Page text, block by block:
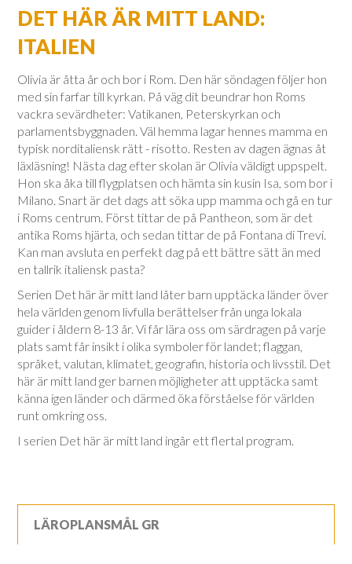
DET HÄR ÄR MITT LAND:
ITALIEN
Olivia är åtta år och bor i Rom. Den här söndagen följer hon
med sin farfar till kyrkan. På väg dit beundrar hon Roms
vackra sevärdheter: Vatikanen, Peterskyrkan och
parlamentsbyggnaden. Väl hemma lagar hennes mamma en
typisk norditaliensk rätt - risotto. Resten av dagen ägnas åt
läxläsning! Nästa dag efter skolan är Olivia väldigt uppspelt.
Hon ska åka till flygplatsen och hämta sin kusin Isa, som bor i
Milano. Snart är det dags att söka upp mamma och gå en tur
i Roms centrum. Först tittar de på Pantheon, som är det
antika Roms hjärta, och sedan tittar de på Fontana di Trevi.
Kan man avsluta en perfekt dag på ett bättre sätt än med
en tallrik italiensk pasta?
Serien Det här är mitt land låter barn upptäcka länder över
hela världen genom livfulla berättelser från unga lokala
guider i åldern 8-13 år. Vi får lära oss om särdragen på varje
plats samt får insikt i olika symboler för landet; flaggan,
språket, valutan, klimatet, geografin, historia och livsstil. Det
här är mitt land ger barnen möjligheter att upptäcka samt
känna igen länder och därmed öka förståelse för världen
runt omkring oss.
I serien Det här är mitt land ingår ett flertal program.
LÄROPLANSMÅL GR